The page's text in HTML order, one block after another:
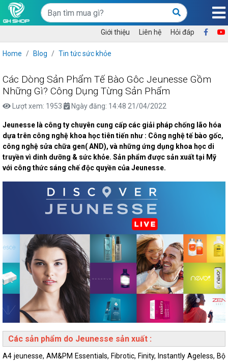
Giới thiệu Liên hệ Hỏi đáp
Home Blog Tin tức sức khỏe
Các Dòng Sản Phẩm Tế Bào Gôc Jeunesse Gồm
Những Gì? Công Dụng Từng Sản Phẩm
Lượt xem: 1953 Ngày đăng: 14:48 21/04/2022
Jeunesse là công ty chuyên cung cấp các giải pháp chống lão hóa
dựa trên công nghệ khoa học tiên tiến như : Công nghệ tế bào gốc,
công nghệ sửa chữa gen( AND), và những ứng dụng khoa học di
truyền vì dinh dưỡng & sức khỏe. Sản phẩm được sản xuất tại Mỹ
với công thức sáng chế độc quyền của Jeunesse.
Các sản phẩm do Jeunesse sản xuất :
A4 jeunesse, AM&PM Essentials, Fibrotic, Finity, Instantly Ageless, Bộ